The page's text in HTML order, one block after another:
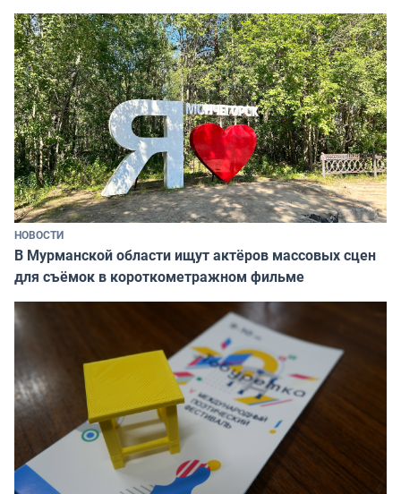
НОВОСТИ
В Мурманской области ищут актёров массовых сцен
для съёмок в короткометражном фильме